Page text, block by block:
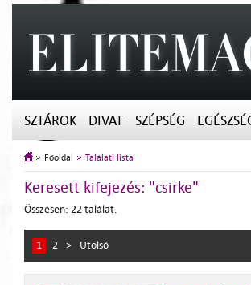
SZTÁROK DIVAT SZÉPSÉG
Főoldal Találati lista
Keresett kifejezés: "csirke"
Összesen: 22 találat.
1 2 > Utolsó